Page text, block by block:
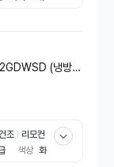
(냉방1
조
리모컨
색상 화